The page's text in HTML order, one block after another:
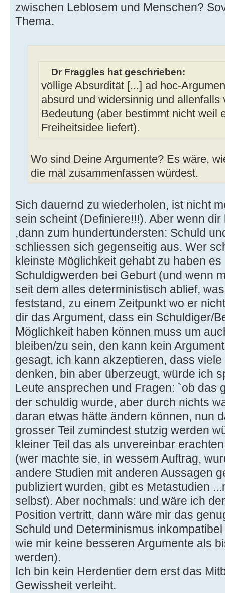
zwischen Leblosem und Menschen?
Thema.
Dr Fraggles hat geschrieben:
völlige Absurdität [...] ad hoc-
absurd und widersinnig und allenfalls
Bedeutung (aber bestimmt nicht weil
Freiheitsidee liefert).
Wo sind Deine Argumente? Es wäre,
die mal zusammenfassen würdest.
Sich dauernd zu wiederholen, ist nicht
sein scheint (Definiere!!!). Aber wenn
,dann zum hundertundersten: Schuld
schliessen sich gegenseitig aus. Wer
kleinste Möglichkeit gehabt zu haben
Schuldigwerden bei Geburt (und wenn
seit dem alles deterministisch ablief,
feststand, zu einem Zeitpunkt wo er
dir das Argument, dass ein Schuldiger/
Möglichkeit haben können muss um
bleiben/zu sein, den kann kein
gesagt, ich kann akzeptieren, dass
denken, bin aber überzeugt, würde ich
Leute ansprechen und Fragen: `ob das
der schuldig wurde, aber durch nichts
daran etwas hätte ändern können, nun
grosser Teil zumindest stutzig werden
kleiner Teil das als unvereinbar
(wer machte sie, in wessem Auftrag,
andere Studien mit anderen Aussagen
publiziert wurden, gibt es Metastudien
selbst). Aber nochmals: und wäre ich
Position vertritt, dann wäre mir das
Schuld und Determinismus
wie mir keine besseren Argumente als
werden).
Ich bin kein Herdentier dem erst das
Gewissheit verleiht.